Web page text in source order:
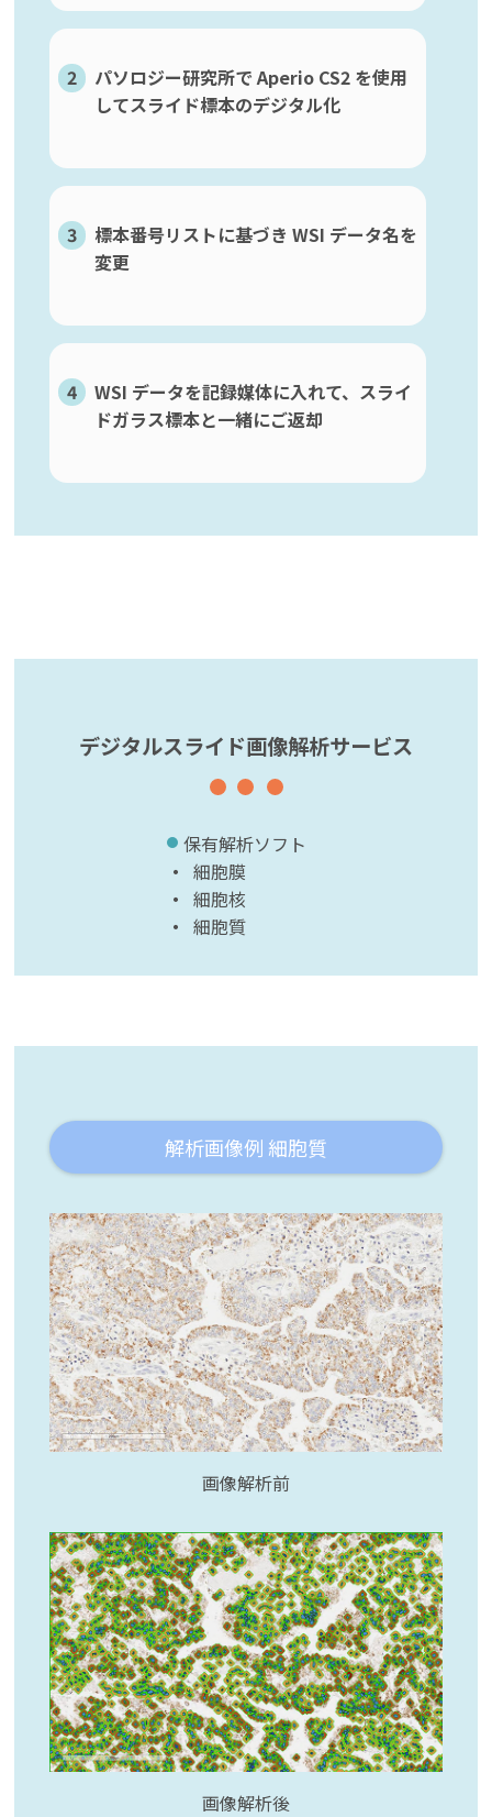
2
パソロジー研究所で Aperio CS2 を使用
してスライド標本のデジタル化
3
標本番号リストに基づき WSI データ名を
変更
4
WSI データを記録媒体に入れて、スライ
ドガラス標本と一緒にご返却
デジタルスライド画像解析サービス
保有解析ソフト
細胞膜
細胞核
細胞質
解析画像例 細胞質
画像解析前
画像解析後